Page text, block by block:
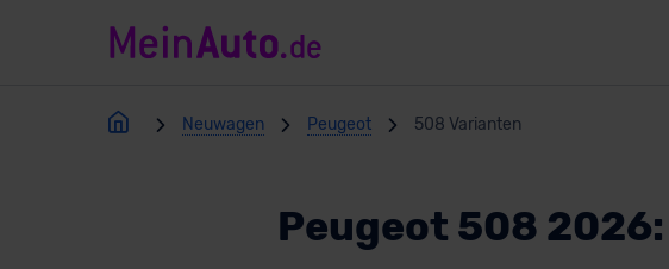
Neuwagen Peugeot 508 Varianten
Peugeot 508